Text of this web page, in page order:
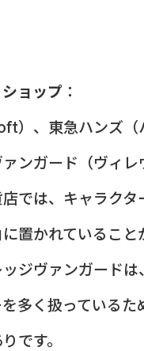
ョップ ：
）、東急ハンズ（
ンガード（ヴィ
では、キャラクタ
置かれていること
ジヴァンガードは
多く扱っているた
です。